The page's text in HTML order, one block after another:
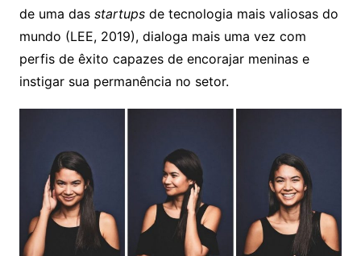
de uma das startups de tecnologia mais valiosas do
mundo (LEE, 2019), dialoga mais uma vez com
perfis de êxito capazes de encorajar meninas e
instigar sua permanência no setor.